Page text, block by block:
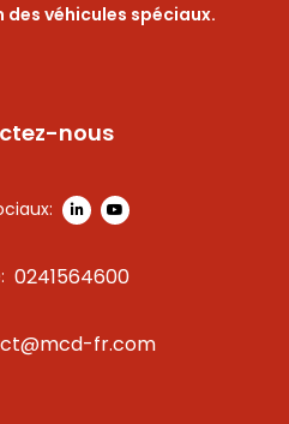
des véhicules spéciaux.
nous
0241564600
fr.com